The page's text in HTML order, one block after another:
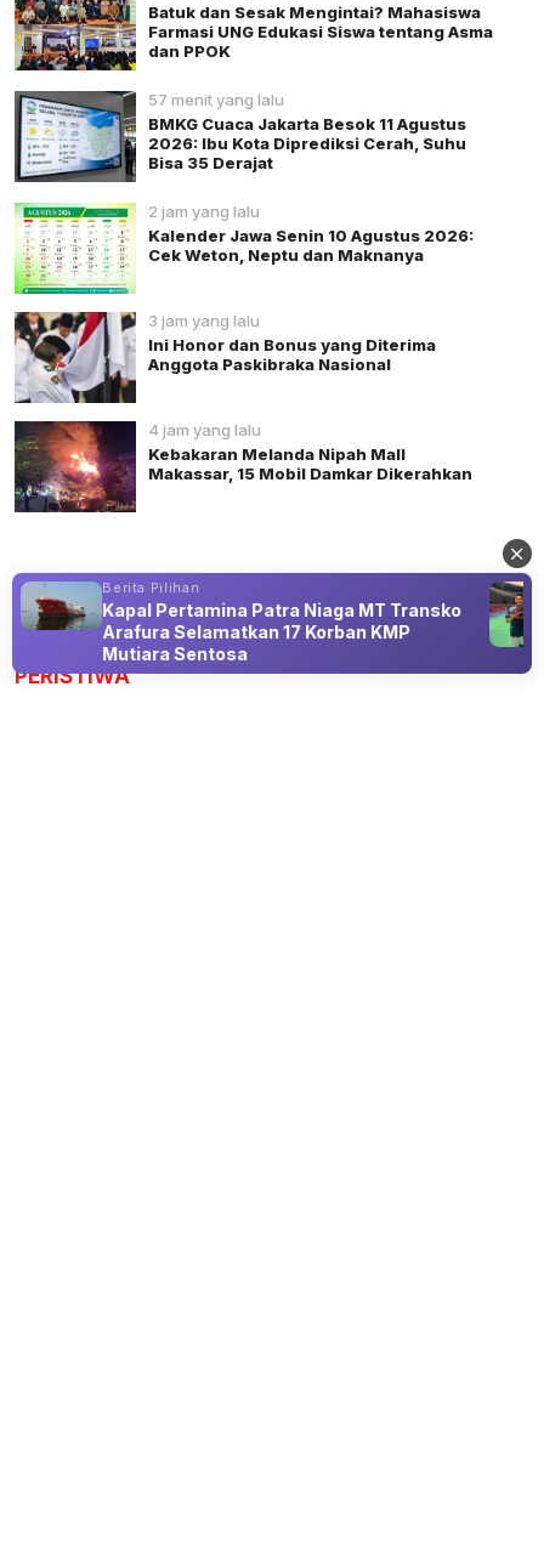
Batuk dan Sesak Mengintai? Mahasiswa
Farmasi UNG Edukasi Siswa tentang Asma
dan PPOK
57 menit yang lalu
BMKG Cuaca Jakarta Besok 11 Agustus
2026: Ibu Kota Diprediksi Cerah, Suhu
Bisa 35 Derajat
2 jam yang lalu
Kalender Jawa Senin 10 Agustus 2026:
Cek Weton, Neptu dan Maknanya
3 jam yang lalu
Ini Honor dan Bonus yang Diterima
Anggota Paskibraka Nasional
4 jam yang lalu
Kebakaran Melanda Nipah Mall
Makassar, 15 Mobil Damkar Dikerahkan
Advertisement
PERISTIWA
Berita Pilihan
Kapal Pertamina Patra Niaga MT Transko
Arafura Selamatkan 17 Korban KMP
Mutiara Sentosa